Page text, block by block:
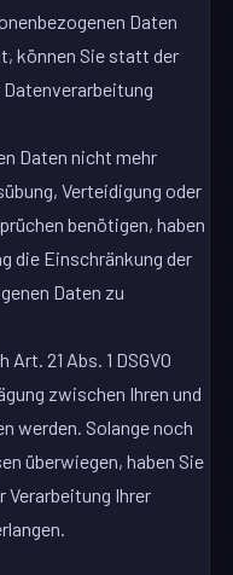
Daten
können Sie statt der
Daten nicht mehr
Verteidigung oder
benötigen, haben
die Einschränkung der
Daten zu
21 Abs. 1 DSGVO
zwischen Ihren und
werden. Solange noch
überwiegen, haben Sie
Verarbeitung Ihrer